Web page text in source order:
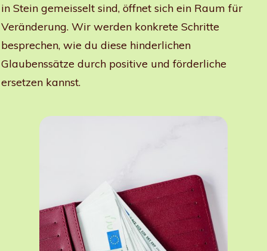
in Stein gemeisselt sind, öffnet sich ein Raum für
Veränderung. Wir werden konkrete Schritte
besprechen, wie du diese hinderlichen
Glaubenssätze durch positive und förderliche
ersetzen kannst.